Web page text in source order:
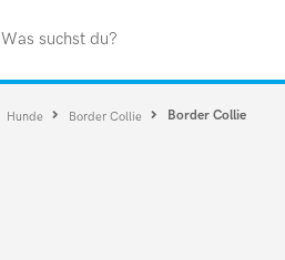
Was suchst du?
Hunde Border Collie Border Collie